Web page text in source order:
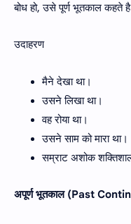
बोध हो, उसे पूर्ण भूतकाल कहते
उदाहरण
मैने देखा था।
उसने लिखा था।
वह रोया था।
उसने साम को मारा था।
सम्राट अशोक
अपूर्ण भूतकाल (Past